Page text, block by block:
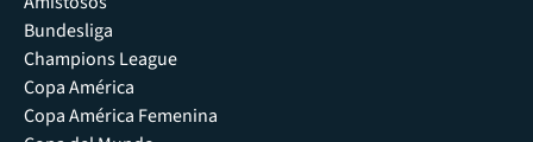
Bundesliga
Champions League
Copa América
Copa América Femenina